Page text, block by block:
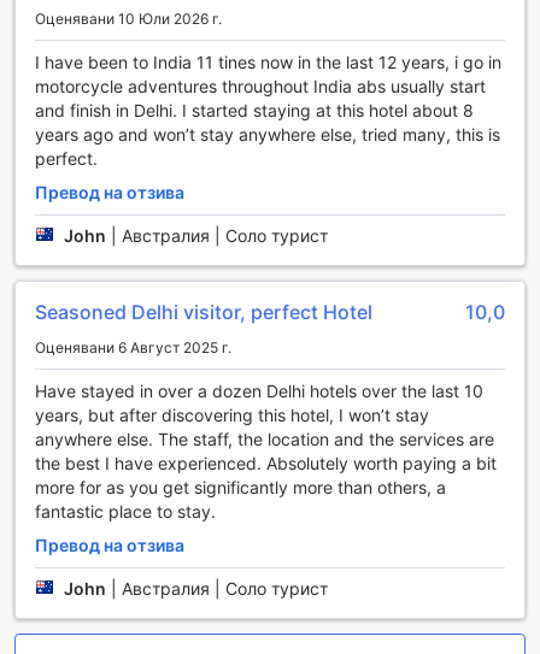
безпроблемно и удобно пътуване. Хотелът предлага
безплатен паркинг на място, което е идеално за тези,
които пътуват с личен автомобил. За тези, които
предпочитат да не шофират, услугата за такси е на
разположение, осигурявайки бърз и лесен достъп до
ключови точки в Ню Делхи и околностите.
Също така, Hotel Golden Grand предлага удобна услуга
удобно за пътуващите. Гостите могат да се възползват и
от услугата за наем на автомобили, което им
предоставя гъвкавост при планирането на своите
обиколки. Допълнително, хотелът предлага и
организирани турове, които позволяват на гостите да
открият красотите на Ню Делхи с лекота и комфорт. За
тези, които искат да разгледат града, услугата за
закупуване на билети е на разположение, осигурявайки
безпроблемно преживяване при посещение на
популярни атракции.
Удобства в стаите на Хотел Golden Grand
Хотел Golden Grand предлага изключителен комфорт и
удобства в стаите си, които са проектирани с внимание
към детайла и нуждите на съвременния пътник. Всяка
стая е оборудвана с климатик, осигуряващ идеална
температура през цялото време, както и телевизор с
кабелна и сателитна телевизия, за да можете да се
Оценявани 10 Юли 2026 г.
I have been to India 11 tines now in the last 12 years, i go in
motorcycle adventures throughout India abs usually start
and finish in Delhi. I started staying at this hotel about 8
years ago and won’t stay anywhere else, tried many, this is
perfect.
Превод на отзива
John Австралия | Соло турист
Seasoned Delhi visitor, perfect Hotel 10,0
Оценявани 6 Август 2025 г.
Have stayed in over a dozen Delhi hotels over the last 10
years, but after discovering this hotel, I won’t stay
anywhere else. The staff, the location and the services are
the best I have experienced. Absolutely worth paying a bit
more for as you get significantly more than others, a
fantastic place to stay.
Превод на отзива
John Австралия | Соло турист